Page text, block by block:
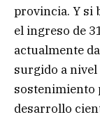
provincia. Y si
el ingreso de
actualmente
surgido a
sostenimiento
desarrollo